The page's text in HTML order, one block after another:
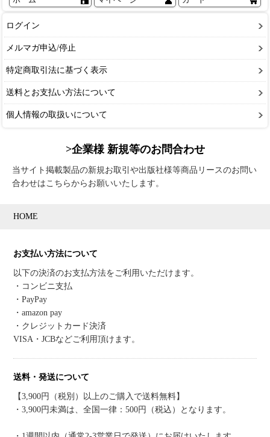
ログイン
メルマガ申込/停止
特定商取引法に基づく表示
送料とお支払い方法について
個人情報の取扱いについて
>企業様 新規等のお問合わせ
当サイト掲載製品の新規お取引や出版社様等商品リースのお問い
合わせはこちらからお願いいたします。
HOME
お支払い方法について
以下の決済のお支払方法をご利用いただけます。
・コンビニ支払
・PayPay
・amazon pay
・クレジットカード決済
VISA・JCBなどご利用頂けます。
送料・発送について
【3,900円（税別）以上のご購入で送料無料】
・3,900円未満は、全国一律：500円（税込）となります。